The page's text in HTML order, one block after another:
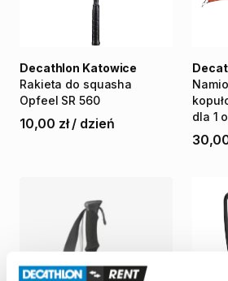
Rakieta do squasha
Opfeel SR 560
Decathlon Katowice
10,00 zł / dzień
dla 1